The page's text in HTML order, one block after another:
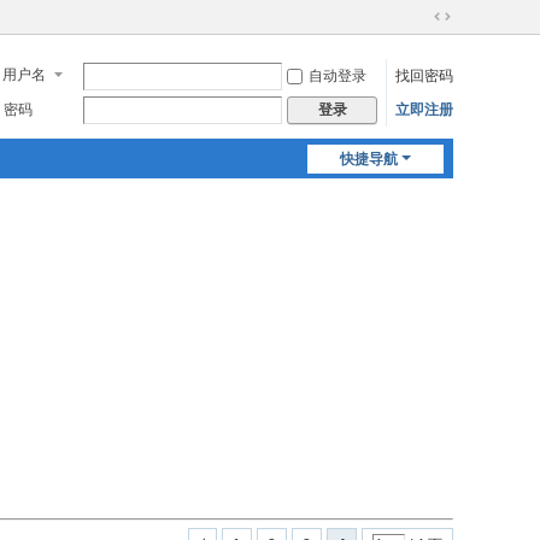
切
到
宽
用户名 自动登录
找回密码
密码
登录 立即注册
快捷导航